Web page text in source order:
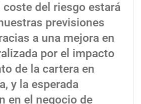
del riesgo estará
previsiones
a una mejora en
por el impacto
de la cartera en
y la esperada
en el negocio de